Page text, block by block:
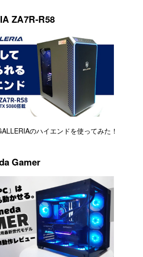
ZA7R-R58
のハイエンドを使ってみた！
Gamer